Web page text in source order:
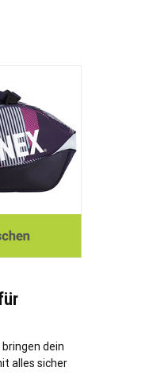
dein
alles sicher